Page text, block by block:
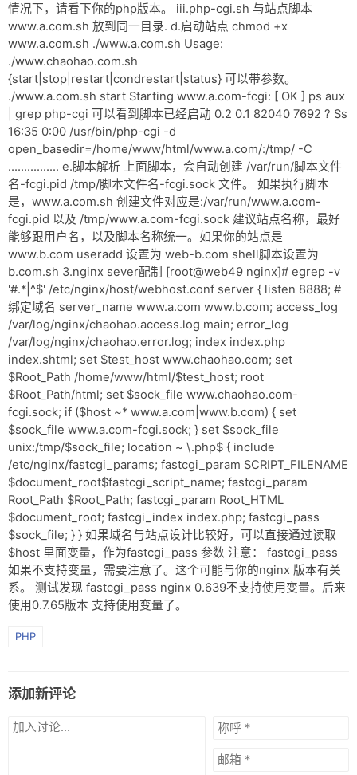
情况下，请看下你的php版本。 iii.php-cgi.sh 与站点脚本
www.a.com.sh 放到同一目录. d.启动站点 chmod +x
www.a.com.sh ./www.a.com.sh Usage:
./www.chaohao.com.sh
{start|stop|restart|condrestart|status} 可以带参数。
./www.a.com.sh start Starting www.a.com-fcgi: [ OK ] ps aux
| grep php-cgi 可以看到脚本已经启动 0.2 0.1 82040 7692 ? Ss
16:35 0:00 /usr/bin/php-cgi -d
open_basedir=/home/www/html/www.a.com/:/tmp/ -C
................ e.脚本解析 上面脚本，会自动创建 /var/run/脚本文件
名-fcgi.pid /tmp/脚本文件名-fcgi.sock 文件。 如果执行脚本
是，www.a.com.sh 创建文件对应是:/var/run/www.a.com-
fcgi.pid 以及 /tmp/www.a.com-fcgi.sock 建议站点名称，最好
能够跟用户名，以及脚本名称统一。如果你的站点是
www.b.com useradd 设置为 web-b.com shell脚本设置为
b.com.sh 3.nginx sever配制 [root@web49 nginx]# egrep -v
'#.*|^$' /etc/nginx/host/webhost.conf server { listen 8888; #
绑定域名 server_name www.a.com www.b.com; access_log
/var/log/nginx/chaohao.access.log main; error_log
/var/log/nginx/chaohao.error.log; index index.php
index.shtml; set $test_host www.chaohao.com; set
$Root_Path /home/www/html/$test_host; root
$Root_Path/html; set $sock_file www.chaohao.com-
fcgi.sock; if ($host ~* www.a.com|www.b.com) { set
$sock_file www.a.com-fcgi.sock; } set $sock_file
unix:/tmp/$sock_file; location ~ \.php$ { include
/etc/nginx/fastcgi_params; fastcgi_param SCRIPT_FILENAME
$document_root$fastcgi_script_name; fastcgi_param
Root_Path $Root_Path; fastcgi_param Root_HTML
$document_root; fastcgi_index index.php; fastcgi_pass
$sock_file; } } 如果域名与站点设计比较好，可以直接通过读取
$host 里面变量，作为fastcgi_pass 参数 注意： fastcgi_pass
如果不支持变量，需要注意了。这个可能与你的nginx 版本有关
系。 测试发现 fastcgi_pass nginx 0.639不支持使用变量。后来
使用0.7.65版本 支持使用变量了。
PHP
添加新评论